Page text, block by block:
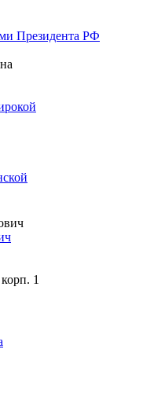
Президента РФ
1